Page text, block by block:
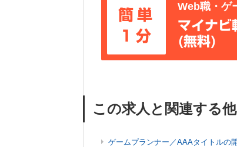
簡単
1分
Web職・ゲ
マイナビ
(無料)
この求人と関連する
ゲームプランナー／AAAタイトルの